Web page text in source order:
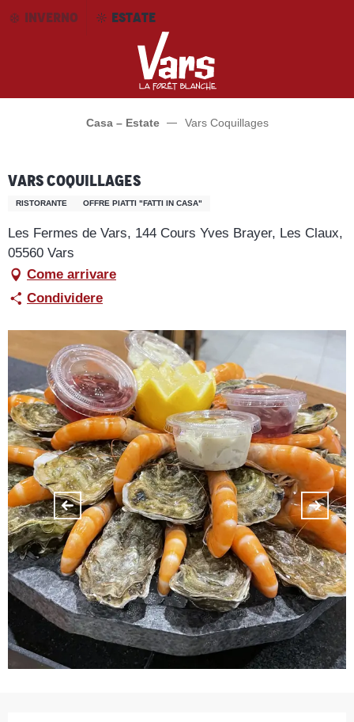
AllerINVERNO ESTATE
Casa – Estate Vars Coquillages
Vars Coquillages
RISTORANTE OFFRE PIATTI "FATTI IN CASA"
Les Fermes de Vars, 144 Cours Yves Brayer, Les Claux,
05560 Vars
Come arrivare
Condividere